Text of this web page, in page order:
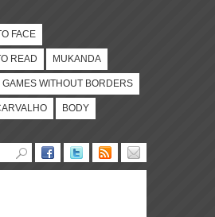
FACE
READ MUKANDA
GAMES WITHOUT BORDERS
BODY